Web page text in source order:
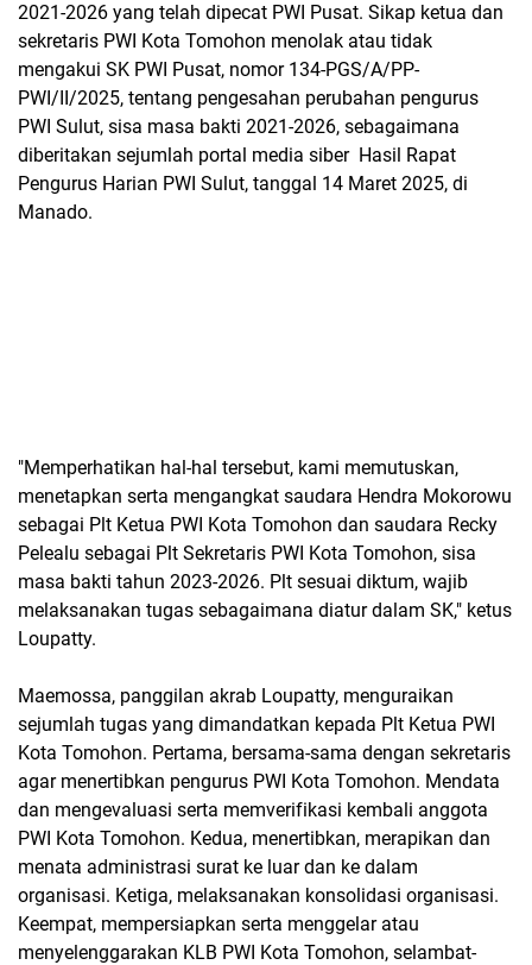
2021-2026 yang telah dipecat PWI Pusat. Sikap ketua dan
sekretaris PWI Kota Tomohon menolak atau tidak
mengakui SK PWI Pusat, nomor 134-PGS/A/PP-
PWI/II/2025, tentang pengesahan perubahan pengurus
PWI Sulut, sisa masa bakti 2021-2026, sebagaimana
diberitakan sejumlah portal media siber Hasil Rapat
Pengurus Harian PWI Sulut, tanggal 14 Maret 2025, di
Manado.
"Memperhatikan hal-hal tersebut, kami memutuskan,
menetapkan serta mengangkat saudara Hendra Mokorowu
sebagai Plt Ketua PWI Kota Tomohon dan saudara Recky
Pelealu sebagai Plt Sekretaris PWI Kota Tomohon, sisa
masa bakti tahun 2023-2026. Plt sesuai diktum, wajib
melaksanakan tugas sebagaimana diatur dalam SK," ketus
Loupatty.
Maemossa, panggilan akrab Loupatty, menguraikan
sejumlah tugas yang dimandatkan kepada Plt Ketua PWI
Kota Tomohon. Pertama, bersama-sama dengan sekretaris
agar menertibkan pengurus PWI Kota Tomohon. Mendata
dan mengevaluasi serta memverifikasi kembali anggota
PWI Kota Tomohon. Kedua, menertibkan, merapikan dan
menata administrasi surat ke luar dan ke dalam
organisasi. Ketiga, melaksanakan konsolidasi organisasi.
Keempat, mempersiapkan serta menggelar atau
menyelenggarakan KLB PWI Kota Tomohon, selambat-